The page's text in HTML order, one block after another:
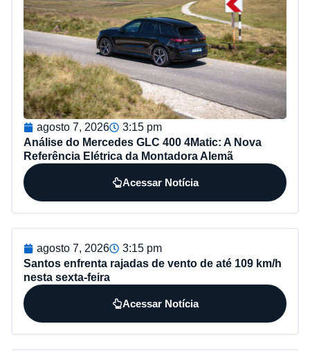
agosto 7, 2026
3:15 pm
Análise do Mercedes GLC 400 4Matic: A Nova
Referência Elétrica da Montadora Alemã
Acessar Notícia
agosto 7, 2026
3:15 pm
Santos enfrenta rajadas de vento de até 109 km/h
nesta sexta-feira
Acessar Notícia